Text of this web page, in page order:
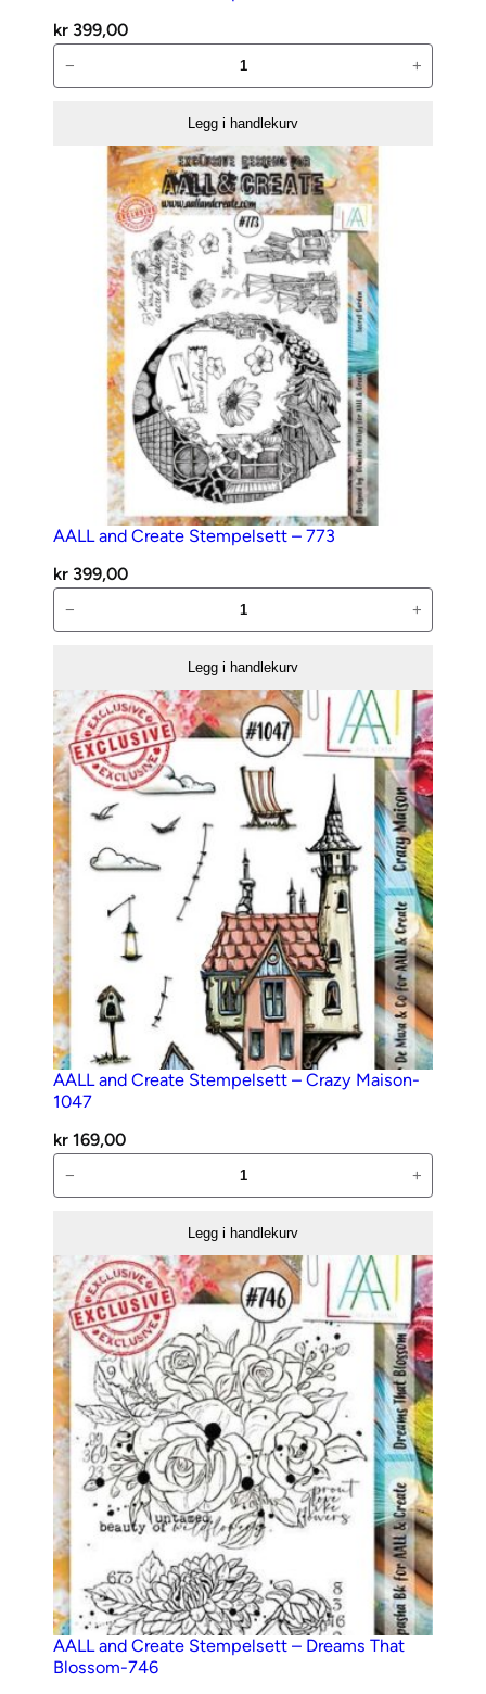
kr 399,00
and
− +
Legg i handlekurv
AALL and Create Stempelsett – 773
kr 399,00
and
–
773
antall
− +
Legg i handlekurv
AALL and Create Stempelsett – Crazy Maison-
1047
kr 169,00
and
–
Crazy
Maison-
1047
antall
− +
Legg i handlekurv
AALL and Create Stempelsett – Dreams That
Blossom-746